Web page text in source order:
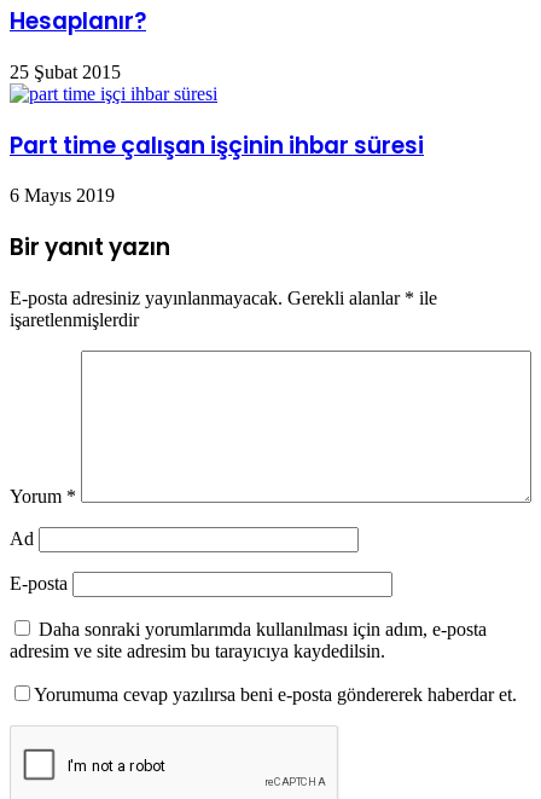
Hesaplanır?
25 Şubat 2015
Part time çalışan işçinin ihbar süresi
6 Mayıs 2019
Bir yanıt yazın
E-posta adresiniz yayınlanmayacak. Gerekli alanlar * ile
işaretlenmişlerdir
Yorum *
Ad
E-posta
Daha sonraki yorumlarımda kullanılması için adım, e-posta
adresim ve site adresim bu tarayıcıya kaydedilsin.
Yorumuma cevap yazılırsa beni e-posta göndererek haberdar et.